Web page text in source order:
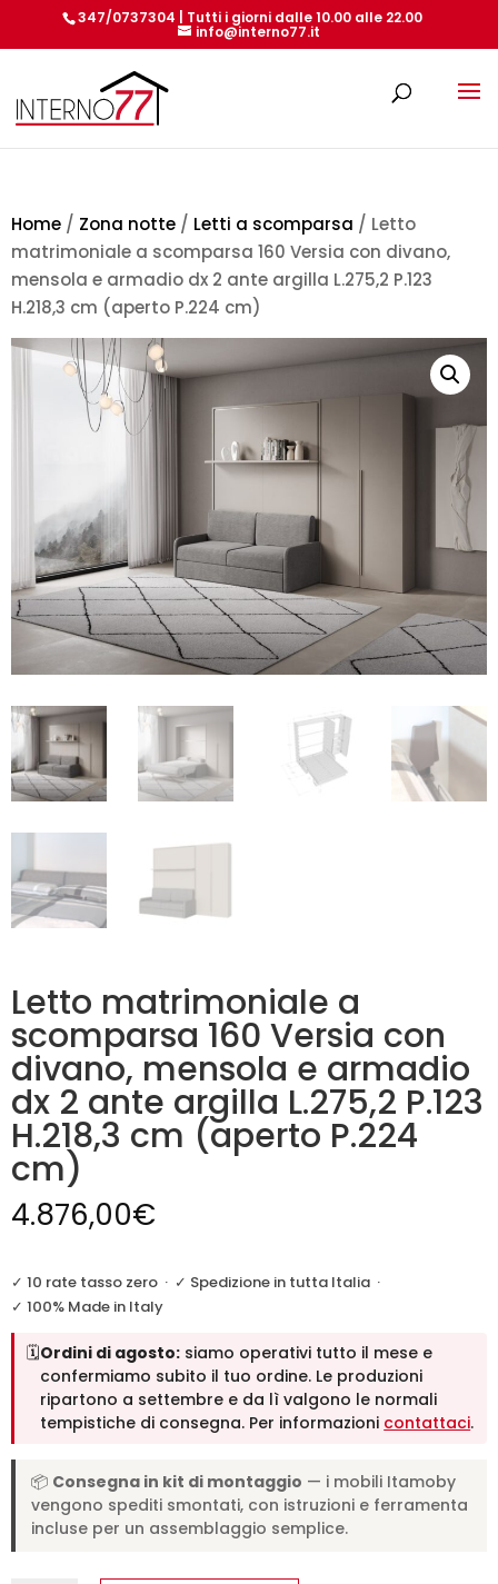
347/0737304 | Tutti i giorni dalle 10.00 alle 22.00
info@interno77.it
Home / Zona notte / Letti a scomparsa / Letto
matrimoniale a scomparsa 160 Versia con divano,
mensola e armadio dx 2 ante argilla L.275,2 P.123
H.218,3 cm (aperto P.224 cm)
Letto matrimoniale a
scomparsa 160 Versia con
divano, mensola e armadio
dx 2 ante argilla L.275,2 P.123
H.218,3 cm (aperto P.224
cm)
4.876,00€
✓ 10 rate tasso zero · ✓ Spedizione in tutta Italia ·
✓ 100% Made in Italy
🗓️Ordini di agosto: siamo operativi tutto il mese e
confermiamo subito il tuo ordine. Le produzioni
ripartono a settembre e da lì valgono le normali
tempistiche di consegna. Per informazioni contattaci.
📦 Consegna in kit di montaggio — i mobili Itamoby
vengono spediti smontati, con istruzioni e ferramenta
incluse per un assemblaggio semplice.